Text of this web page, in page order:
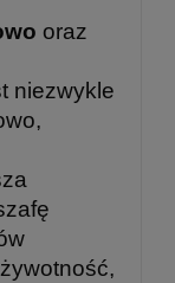
oraz
niezwykle